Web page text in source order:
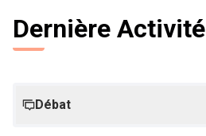
Dernière Activité
Débat